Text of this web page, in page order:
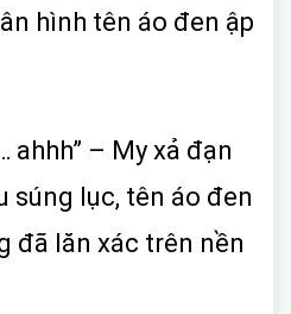
hình tên áo đen ập
ahhh” – My xả đạn
súng lục, tên áo đen
đã lăn xác trên nền